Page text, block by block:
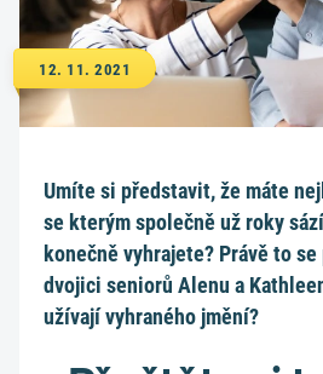
12. 11. 2021
Umíte si představit, že máte
se kterým společně už roky
konečně vyhrajete? Právě to
dvojici seniorů Alenu a
užívají vyhraného jmění?